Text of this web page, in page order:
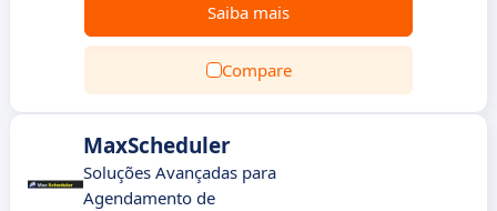
Saiba mais
Compare
MaxScheduler
Soluções Avançadas para
Agendamento de